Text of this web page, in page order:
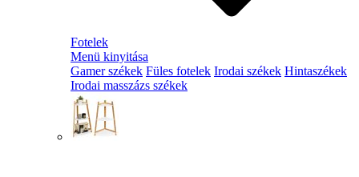
Fotelek
Menü kinyitása
Gamer székek Füles fotelek Irodai székek Hintaszékek
Irodai masszázs székek